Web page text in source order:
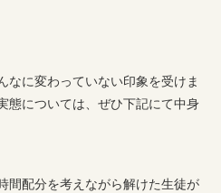
なに変わっていない印象を受けま
態については、ぜひ下記にて中身
間配分を考えながら解けた生徒が